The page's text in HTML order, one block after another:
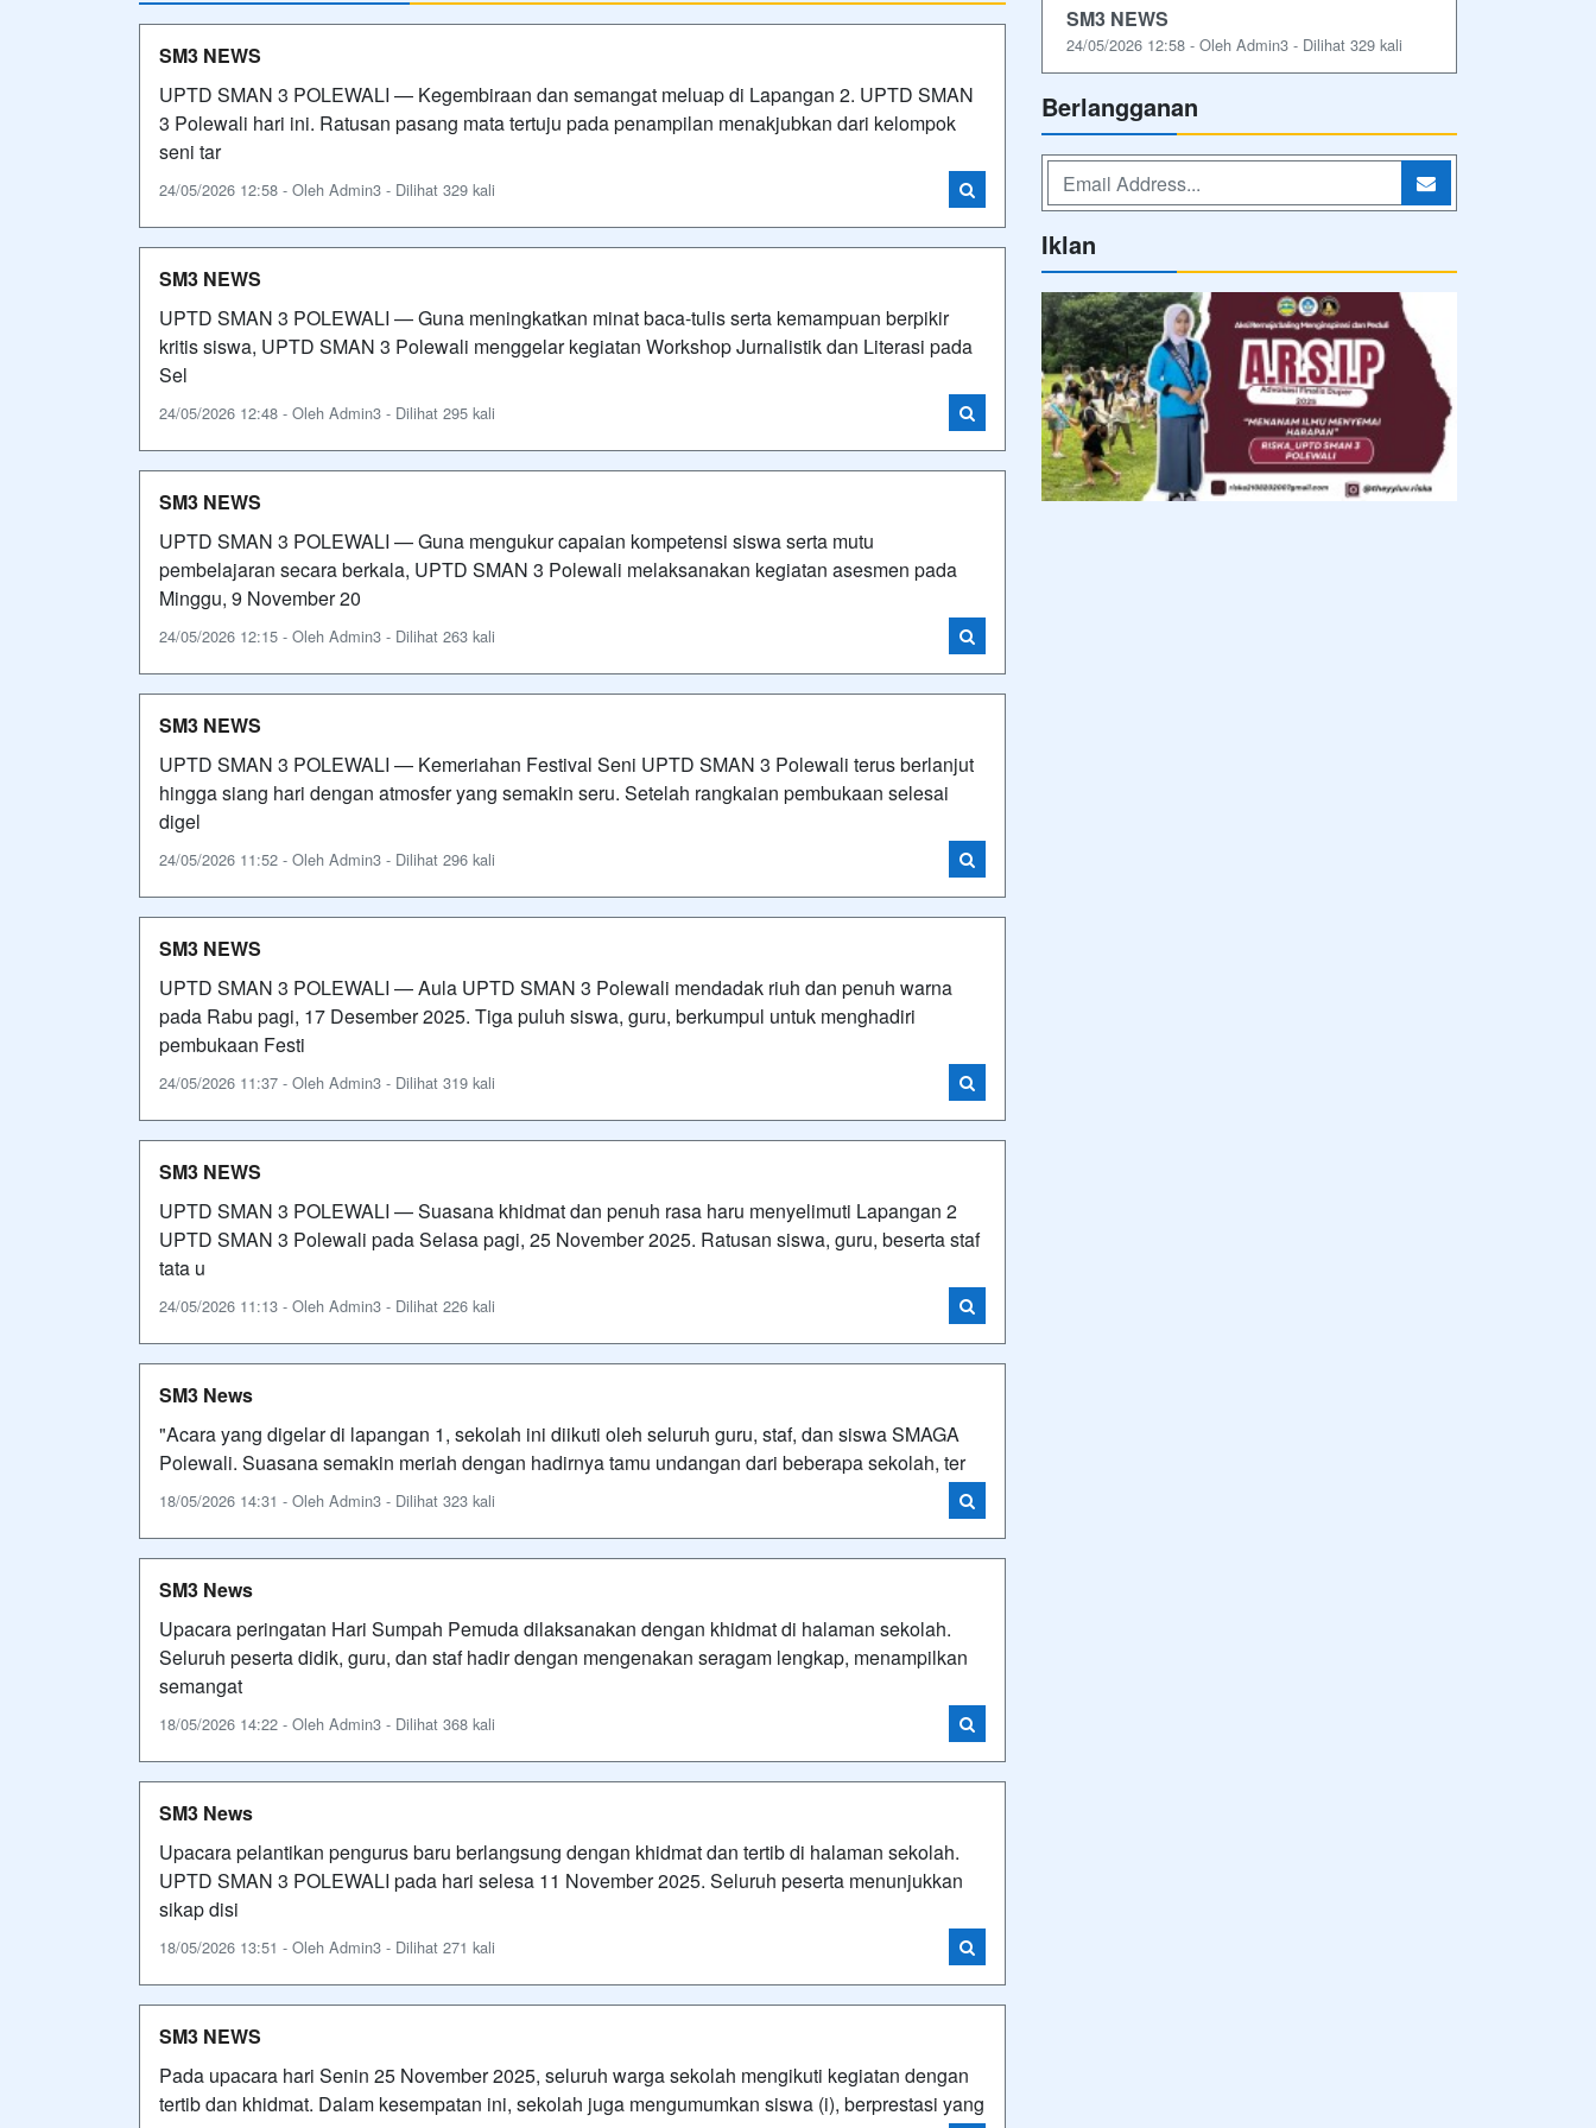
SM3 NEWS
UPTD SMAN 3 POLEWALI — Kegembiraan dan semangat meluap di Lapangan 2. UPTD SMAN
3 Polewali hari ini. Ratusan pasang mata tertuju pada penampilan menakjubkan dari kelompok
seni tar
24/05/2026 12:58 - Oleh Admin3 - Dilihat 329 kali
SM3 NEWS
UPTD SMAN 3 POLEWALI — Guna meningkatkan minat baca-tulis serta kemampuan berpikir
kritis siswa, UPTD SMAN 3 Polewali menggelar kegiatan Workshop Jurnalistik dan Literasi pada
Sel
24/05/2026 12:48 - Oleh Admin3 - Dilihat 295 kali
SM3 NEWS
UPTD SMAN 3 POLEWALI — Guna mengukur capaian kompetensi siswa serta mutu
pembelajaran secara berkala, UPTD SMAN 3 Polewali melaksanakan kegiatan asesmen pada
Minggu, 9 November 20
24/05/2026 12:15 - Oleh Admin3 - Dilihat 263 kali
SM3 NEWS
UPTD SMAN 3 POLEWALI — Kemeriahan Festival Seni UPTD SMAN 3 Polewali terus berlanjut
hingga siang hari dengan atmosfer yang semakin seru. Setelah rangkaian pembukaan selesai
digel
24/05/2026 11:52 - Oleh Admin3 - Dilihat 296 kali
SM3 NEWS
UPTD SMAN 3 POLEWALI — Aula UPTD SMAN 3 Polewali mendadak riuh dan penuh warna
pada Rabu pagi, 17 Desember 2025. Tiga puluh siswa, guru, berkumpul untuk menghadiri
pembukaan Festi
24/05/2026 11:37 - Oleh Admin3 - Dilihat 319 kali
SM3 NEWS
UPTD SMAN 3 POLEWALI — Suasana khidmat dan penuh rasa haru menyelimuti Lapangan 2
UPTD SMAN 3 Polewali pada Selasa pagi, 25 November 2025. Ratusan siswa, guru, beserta staf
tata u
24/05/2026 11:13 - Oleh Admin3 - Dilihat 226 kali
SM3 News
"Acara yang digelar di lapangan 1, sekolah ini diikuti oleh seluruh guru, staf, dan siswa SMAGA
Polewali. Suasana semakin meriah dengan hadirnya tamu undangan dari beberapa sekolah, ter
18/05/2026 14:31 - Oleh Admin3 - Dilihat 323 kali
SM3 News
Upacara peringatan Hari Sumpah Pemuda dilaksanakan dengan khidmat di halaman sekolah.
Seluruh peserta didik, guru, dan staf hadir dengan mengenakan seragam lengkap, menampilkan
semangat
18/05/2026 14:22 - Oleh Admin3 - Dilihat 368 kali
SM3 News
Upacara pelantikan pengurus baru berlangsung dengan khidmat dan tertib di halaman sekolah.
UPTD SMAN 3 POLEWALI pada hari selesa 11 November 2025. Seluruh peserta menunjukkan
sikap disi
18/05/2026 13:51 - Oleh Admin3 - Dilihat 271 kali
SM3 NEWS
Pada upacara hari Senin 25 November 2025, seluruh warga sekolah mengikuti kegiatan dengan
tertib dan khidmat. Dalam kesempatan ini, sekolah juga mengumumkan siswa (i), berprestasi yang
SM3 NEWS
24/05/2026 12:58 - Oleh Admin3 - Dilihat 329 kali
Berlangganan
Iklan